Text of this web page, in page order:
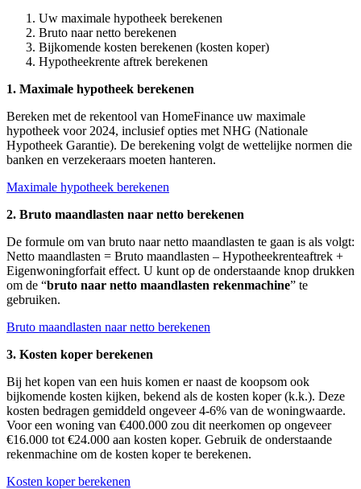
Uw maximale hypotheek berekenen
Bruto naar netto berekenen
Bijkomende kosten berekenen (kosten koper)
Hypotheekrente aftrek berekenen
1. Maximale hypotheek berekenen
Bereken met de rekentool van HomeFinance uw maximale
hypotheek voor 2024, inclusief opties met NHG (Nationale
Hypotheek Garantie). De berekening volgt de wettelijke normen die
banken en verzekeraars moeten hanteren.
Maximale hypotheek berekenen
2. Bruto maandlasten naar netto berekenen
De formule om van bruto naar netto maandlasten te gaan is als volgt:
Netto maandlasten = Bruto maandlasten – Hypotheekrenteaftrek +
Eigenwoningforfait effect. U kunt op de onderstaande knop drukken
om de “bruto naar netto maandlasten rekenmachine” te
gebruiken.
Bruto maandlasten naar netto berekenen
3. Kosten koper berekenen
Bij het kopen van een huis komen er naast de koopsom ook
bijkomende kosten kijken, bekend als de kosten koper (k.k.). Deze
kosten bedragen gemiddeld ongeveer 4-6% van de woningwaarde.
Voor een woning van €400.000 zou dit neerkomen op ongeveer
€16.000 tot €24.000 aan kosten koper. Gebruik de onderstaande
rekenmachine om de kosten koper te berekenen.
Kosten koper berekenen